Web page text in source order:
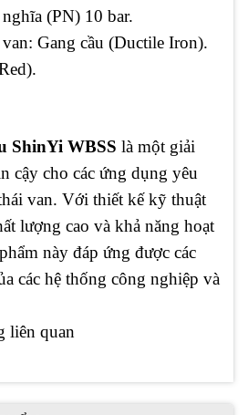
(PN) 10 bar.
Gang cầu (Ductile Iron).
ShinYi WBSS là một giải
cậy cho các ứng dụng yêu
van. Với thiết kế kỹ thuật
lượng cao và khả năng hoạt
này đáp ứng được các
các hệ thống công nghiệp và
liên quan